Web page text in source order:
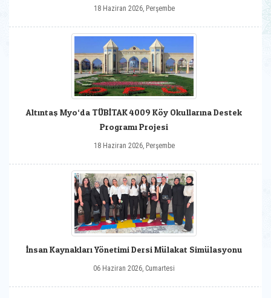
18 Haziran 2026, Perşembe
Altıntaş Myo‘da TÜBİTAK 4009 Köy Okullarına Destek
Programı Projesi
18 Haziran 2026, Perşembe
İnsan Kaynakları Yönetimi Dersi Mülakat Simülasyonu
06 Haziran 2026, Cumartesi